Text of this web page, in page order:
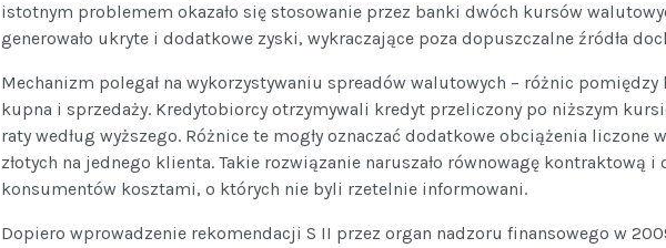
istotnym problemem okazało się stosowanie przez banki dwóch kursów
generowało ukryte i dodatkowe zyski, wykraczające poza dopuszczalne źródła
Mechanizm polegał na wykorzystywaniu spreadów walutowych – różnic pomiędzy
kupna i sprzedaży. Kredytobiorcy otrzymywali kredyt przeliczony po niższym
raty według wyższego. Różnice te mogły oznaczać dodatkowe obciążenia liczone
złotych na jednego klienta. Takie rozwiązanie naruszało równowagę kontraktową i
konsumentów kosztami, o których nie byli rzetelnie informowani.
Dopiero wprowadzenie rekomendacji S II przez organ nadzoru finansowego w